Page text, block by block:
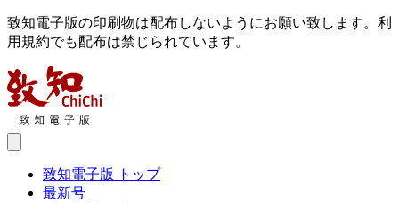
致知電子版の印刷物は配布しないようにお願い致します。利
用規約でも配布は禁じられています。
致知電子版 トップ
最新号